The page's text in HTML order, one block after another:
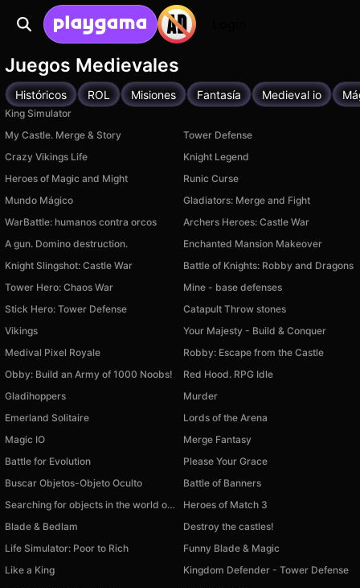
Juegos Medievales
Históricos ROL Misiones Fantasía Medieval io
King Simulator
My Castle. Merge & Story
Tower Defense
Crazy Vikings Life
Knight Legend
Heroes of Magic and Might
Runic Curse
Mundo Mágico
Gladiators: Merge and Fight
WarBattle: humanos contra orcos
Archers Heroes: Castle War
A gun. Domino destruction.
Enchanted Mansion Makeover
Knight Slingshot: Castle War
Battle of Knights: Robby and Dragons
Tower Hero: Chaos War
Mine - base defenses
Stick Hero: Tower Defense
Catapult Throw stones
Vikings
Your Majesty - Build & Conquer
Medival Pixel Royale
Robby: Escape from the Castle
Obby: Build an Army of 1000 Noobs!
Red Hood. RPG Idle
Gladihoppers
Murder
Emerland Solitaire
Lords of the Arena
Magic IO
Merge Fantasy
Battle for Evolution
Please Your Grace
Buscar Objetos-Objeto Oculto
Battle of Banners
Searching for objects in the world of dreams
Heroes of Match 3
Blade & Bedlam
Destroy the castles!
Life Simulator: Poor to Rich
Funny Blade & Magic
Like a King
Kingdom Defender - Tower Defense